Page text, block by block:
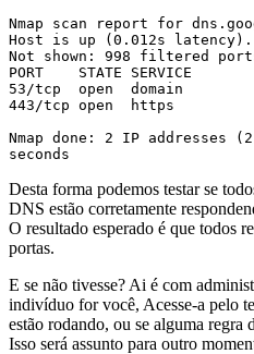
Nmap scan report for
Host is up (0.012s latency).
Not shown: 998 filtered
PORT    STATE SERVICE
53/tcp  open  domain
443/tcp open  https
Nmap done: 2 IP addresses
seconds
Desta forma podemos testar se
DNS estão corretamente
O resultado esperado é que todos
portas.
E se não tivesse? Ai é com
indivíduo for você, Acesse-a pelo
estão rodando, ou se alguma regra
Isso será assunto para outro